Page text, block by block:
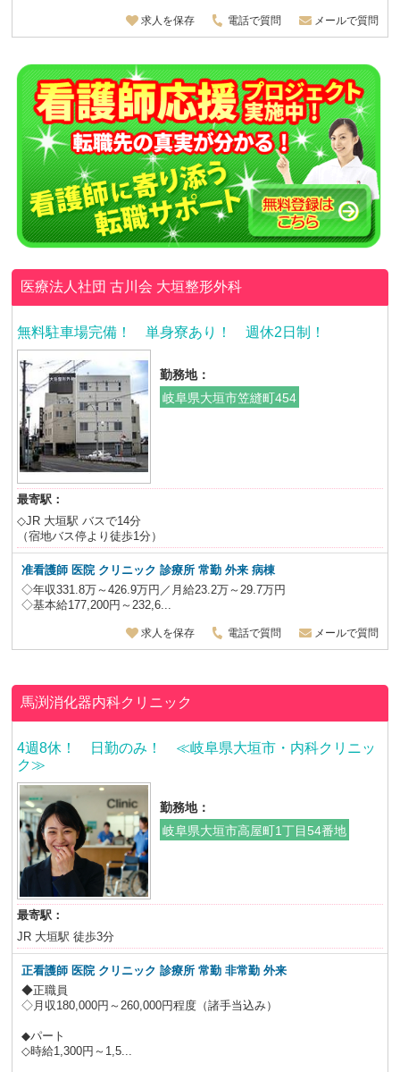
求人を保存 電話で質問 メールで質問
医療法人社団 古川会 大垣整形外科
無料駐車場完備！ 単身寮あり！ 週休2日制！
勤務地：
岐阜県大垣市笠縫町454
最寄駅：
◇JR 大垣駅 バスで14分
（宿地バス停より徒歩1分）
准看護師 医院 クリニック 診療所 常勤 外来 病棟
◇年収331.8万～426.9万円／月給23.2万～29.7万円
◇基本給177,200円～232,6...
求人を保存 電話で質問 メールで質問
馬渕消化器内科クリニック
4週8休！ 日勤のみ！ ≪岐阜県大垣市・内科クリニッ
ク≫
勤務地：
岐阜県大垣市高屋町1丁目54番地
最寄駅：
JR 大垣駅 徒歩3分
正看護師 医院 クリニック 診療所 常勤 非常勤 外来
◆正職員
◇月収180,000円～260,000円程度（諸手当込み）
◆パート
◇時給1,300円～1,5...